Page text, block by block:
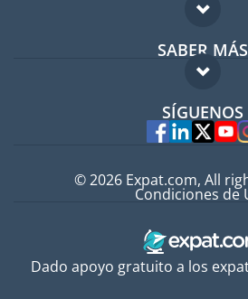
Foro para
Guía para
Trabajos en el
SABER MÁS
FAQ
Expertos
SÍGUENOS
Dado apoyo gratuito a los
© 2026 Expat.com, All
Condiciones de